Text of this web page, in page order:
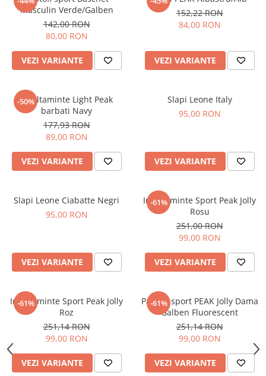
Masculin Verde/Galben
142,00 RON
80,00 RON
VEZI VARIANTE
152,22 RON
84,00 RON
VEZI VARIANTE
-50%
Incaltaminte Light Peak
barbati Navy
177,93 RON
89,00 RON
VEZI VARIANTE
Slapi Leone Italy
95,00 RON
VEZI VARIANTE
Slapi Leone Ciabatte Negri
95,00 RON
VEZI VARIANTE
-61%
Incaltaminte Sport Peak Jolly
Rosu
251,00 RON
99,00 RON
VEZI VARIANTE
-61%
Incaltaminte Sport Peak Jolly
Roz
251,14 RON
99,00 RON
VEZI VARIANTE
-61%
Pantofi sport PEAK Jolly Dama
Galben Fluorescent
251,14 RON
99,00 RON
VEZI VARIANTE